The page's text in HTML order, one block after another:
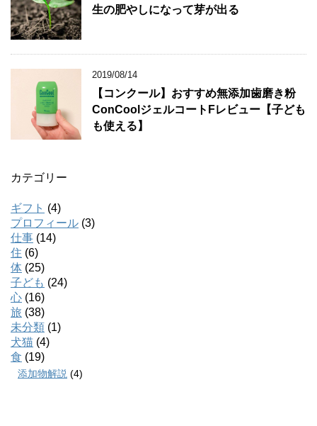
生の肥やしになって芽が出る
2019/08/14
【コンクール】おすすめ無添加歯磨き粉
ConCoolジェルコートFレビュー【子ども
も使える】
カテゴリー
ギフト (4)
プロフィール (3)
仕事 (14)
住 (6)
体 (25)
子ども (24)
心 (16)
旅 (38)
未分類 (1)
犬猫 (4)
食 (19)
添加物解説 (4)